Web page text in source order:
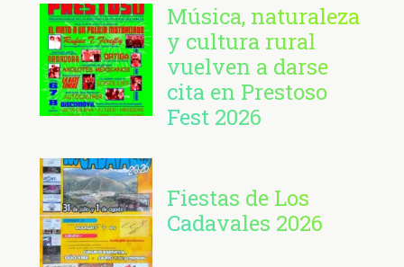
Música, naturaleza
y cultura rural
vuelven a darse
cita en Prestoso
Fest 2026
Fiestas de Los
Cadavales 2026